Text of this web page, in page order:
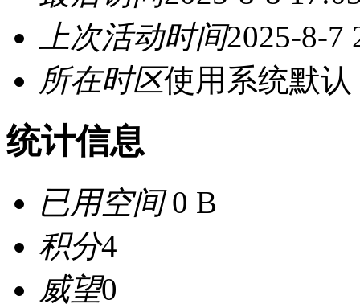
上次活动时间2025-8-7
所在时区使用系统默认
统计信息
已用空间0 B
积分4
威望0